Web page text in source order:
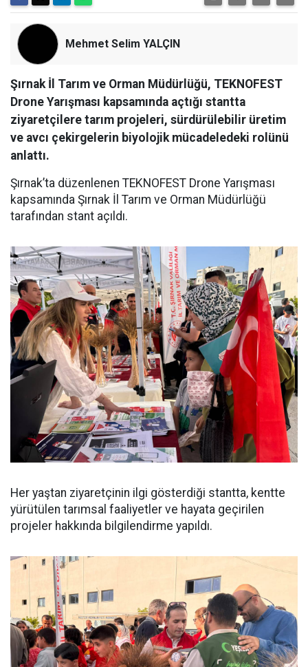
Mehmet Selim YALÇIN
Şırnak İl Tarım ve Orman Müdürlüğü, TEKNOFEST
Drone Yarışması kapsamında açtığı stantta
ziyaretçilere tarım projeleri, sürdürülebilir üretim
ve avcı çekirgelerin biyolojik mücadeledeki rolünü
anlattı.
Şırnak’ta düzenlenen TEKNOFEST Drone Yarışması
kapsamında Şırnak İl Tarım ve Orman Müdürlüğü
tarafından stant açıldı.
Her yaştan ziyaretçinin ilgi gösterdiği stantta, kentte
yürütülen tarımsal faaliyetler ve hayata geçirilen
projeler hakkında bilgilendirme yapıldı.